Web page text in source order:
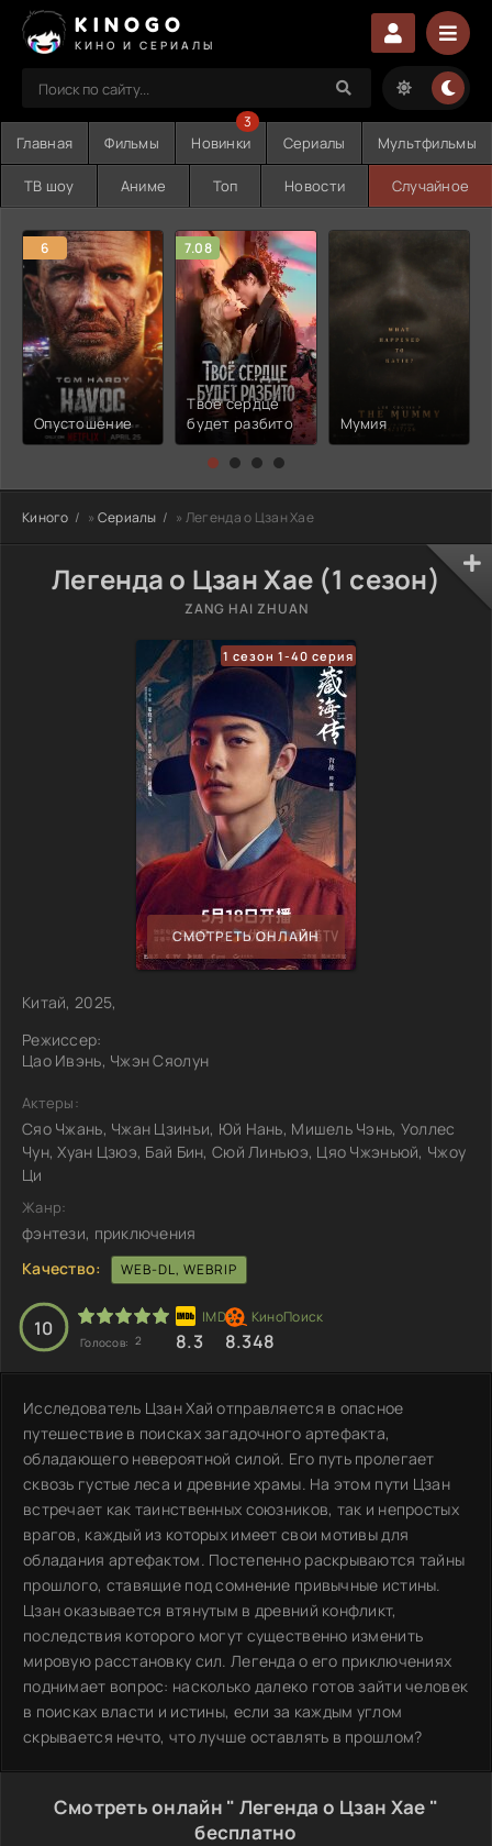
KINOGO
КИНО И СЕРИАЛЫ
Главная Фильмы Новинки
3
Сериалы Мультфильмы
ТВ шоу Аниме Топ Новости Случайное
6
Опустошение
7.08
Твоё сердце
будет разбито
Мумия
Киного » Сериалы » Легенда о Цзан Хае
Легенда о Цзан Хае (1 сезон)
ZANG HAI ZHUAN
1 сезон 1-40 серия
СМОТРЕТЬ ОНЛАЙН
Китай, 2025,
Режиссер:
Цао Ивэнь, Чжэн Сяолун
Актеры:
Сяо Чжань, Чжан Цзинъи, Юй Нань, Мишель Чэнь, Уоллес
Чун, Хуан Цзюэ, Бай Бин, Сюй Линъюэ, Цяо Чжэньюй, Чжоу
Ци
Жанр:
фэнтези, приключения
Качество:
WEB-DL, WEBRIP
10
Голосов: 2 8.3 8.348
Исследователь Цзан Хай отправляется в опасное
путешествие в поисках загадочного артефакта,
обладающего невероятной силой. Его путь пролегает
сквозь густые леса и древние храмы. На этом пути Цзан
встречает как таинственных союзников, так и непростых
врагов, каждый из которых имеет свои мотивы для
обладания артефактом. Постепенно раскрываются тайны
прошлого, ставящие под сомнение привычные истины.
Цзан оказывается втянутым в древний конфликт,
последствия которого могут существенно изменить
мировую расстановку сил. Легенда о его приключениях
поднимает вопрос: насколько далеко готов зайти человек
в поисках власти и истины, если за каждым углом
скрывается нечто, что лучше оставлять в прошлом?
Смотреть онлайн " Легенда о Цзан Хае "
бесплатно